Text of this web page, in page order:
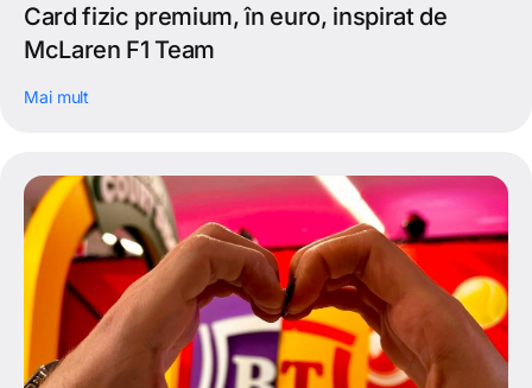
Card fizic premium, în euro, inspirat de
McLaren F1 Team
Mai mult